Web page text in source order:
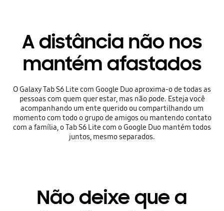
A distância não nos
mantém afastados
O Galaxy Tab S6 Lite com Google Duo aproxima-o de todas as
pessoas com quem quer estar, mas não pode. Esteja você
acompanhando um ente querido ou compartilhando um
momento com todo o grupo de amigos ou mantendo contato
com a família, o Tab S6 Lite com o Google Duo mantém todos
juntos, mesmo separados.
Não deixe que a